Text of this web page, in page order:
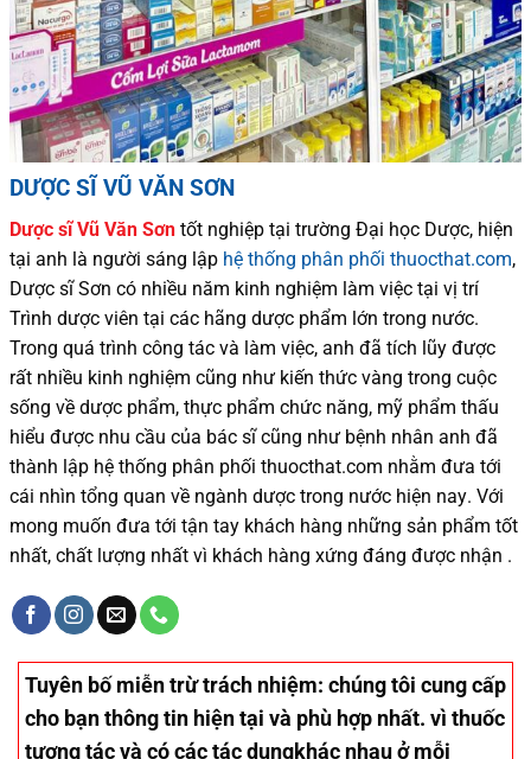
DƯỢC SĨ VŨ VĂN SƠN
Dược sĩVũ Văn Sơn tốt nghiệp tại trường Đại học Dược, hiện
tại anh là người sáng lập hệ thống phân phối thuocthat.com,
Dược sĩSơn có nhiều năm kinh nghiệm làm việc tại vị trí
Trình dược viên tại các hãng dược phẩm lớn trong nước.
Trong quá trình công tác và làm việc, anh đã tích lũy được
rất nhiều kinh nghiệm cũng như kiến thức vàng trong cuộc
sống về dược phẩm, thực phẩm chức năng, mỹ phẩm thấu
hiểu được nhu cầu của bác sĩcũng như bệnh nhân anh đã
thành lập hệ thống phân phối thuocthat.com nhằm đưa tới
cái nhìn tổng quan về ngành dược trong nước hiện nay. Với
mong muốn đưa tới tận tay khách hàng những sản phẩm tốt
nhất, chất lượng nhất vì khách hàng xứng đáng được nhận .
Tuyên bố miễn trừ trách nhiệm: chúng tôi cung cấp
cho bạn thông tin hiện tại và phù hợp nhất. vì thuốc
tương tác và có các tác dụngkhác nhau ở mỗi